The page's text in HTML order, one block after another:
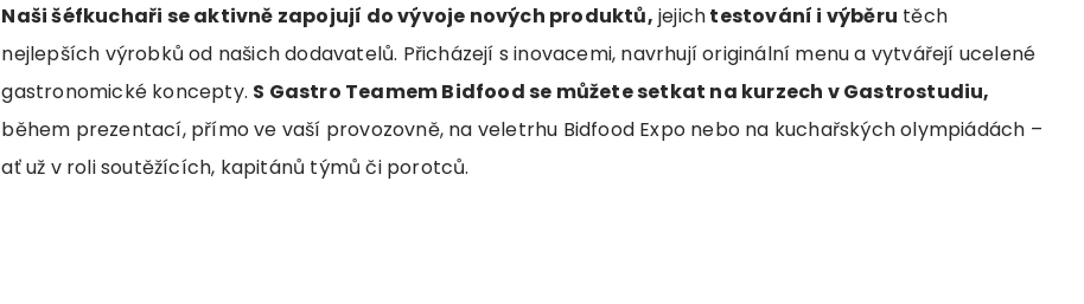
Naši šéfkuchaři se aktivně zapojují do vývoje nových produktů, jejichtestování i výběru těch
nejlepších výrobků od našich dodavatelů. Přicházejí s inovacemi, navrhují originální menu a vytvářejí ucelené
gastronomické koncepty. S Gastro Teamem Bidfood se můžete setkat na kurzech v Gastrostudiu,
během prezentací, přímo ve vaší provozovně, na veletrhu Bidfood Expo nebo na kuchařských olympiádách –
ať už v roli soutěžících, kapitánů týmů či porotců.